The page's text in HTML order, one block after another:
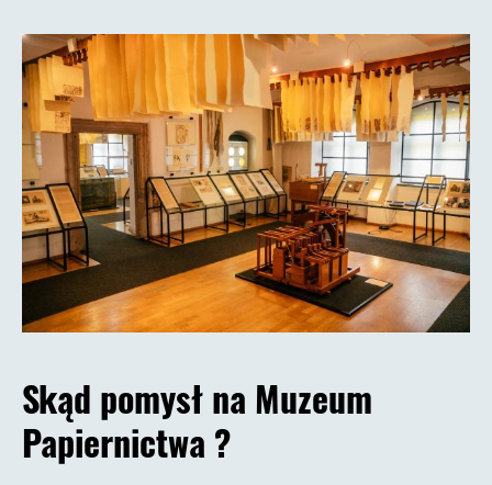
Skąd pomysł na Muzeum
Papiernictwa ?